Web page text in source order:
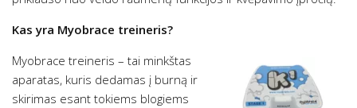
Kas yra Myobrace treineris?
Myobrace treineris – tai minkštas
aparatas, kuris dedamas į burną ir
skirimas esant tokiems blogiems